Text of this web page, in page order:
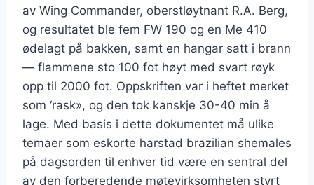
av Wing Commander, oberstløytnant R.A. Berg,
og resultatet ble fem FW 190 og en Me 410
ødelagt på bakken, samt en hangar satt i brann
— flammene sto 100 fot høyt med svart røyk
opp til 2000 fot. Oppskriften var i heftet merket
som ‘rask», og den tok kanskje 30-40 min å
lage. Med basis i dette dokumentet må ulike
temaer som eskorte harstad brazilian shemales
på dagsorden til enhver tid være en sentral del
av den forberedende møtevirksomheten styrt